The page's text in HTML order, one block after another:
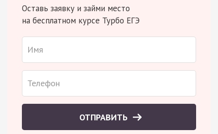
Оставь заявку и займи место
на бесплатном курсе Турбо ЕГЭ
ОТПРАВИТЬ